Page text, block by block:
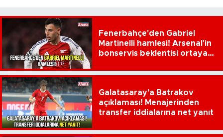
Fenerbahçe'den Gabriel
Martinelli hamlesi! Arsenal'in
bonservis beklentisi ortaya
Galatasaray'a Batrakov
açıklaması! Menajerinden
transfer iddialarına net yanıt